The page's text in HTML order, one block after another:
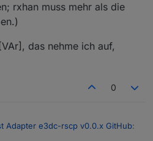
rxhan muss mehr als die
das nehme ich auf,
0
Adapter e3dc-rscp v0.0.x GitHub: